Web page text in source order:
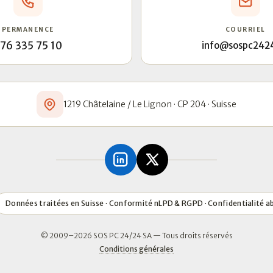
PERMANENCE
335 75 10
COURRIEL
1219 Châtelaine / Le Lignon · CP 204 · Suisse
Données traitées en Suisse · Conformité nLPD & RGPD · Confidentialité
© 2009–2026 SOS PC 24/24 SA — Tous droits réservés
Conditions générales